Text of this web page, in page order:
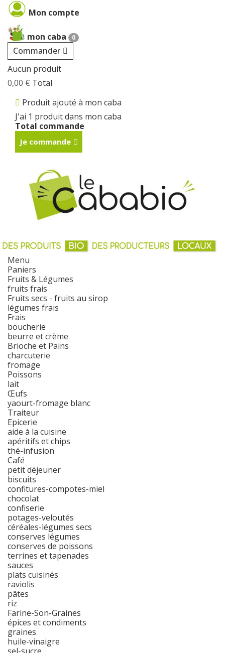
Mon compte
mon caba 0
Commander
Aucun produit
0,00 € Total
Produit ajouté à mon caba
J'ai 1 produit dans mon caba
Total commande
Je commande
Menu
Paniers
Fruits & Légumes
fruits frais
Fruits secs - fruits au sirop
légumes frais
Frais
boucherie
beurre et crème
Brioche et Pains
charcuterie
fromage
Poissons
lait
Œufs
yaourt-fromage blanc
Traiteur
Epicerie
aide à la cuisine
apéritifs et chips
thé-infusion
Café
petit déjeuner
biscuits
confitures-compotes-miel
chocolat
confiserie
potages-veloutés
céréales-légumes secs
conserves légumes
conserves de poissons
terrines et tapenades
sauces
plats cuisinés
raviolis
pâtes
riz
Farine-Son-Graines
épices et condiments
graines
huile-vinaigre
Cookies management panel